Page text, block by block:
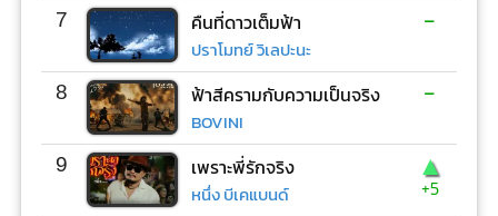
7 คืนที่ดาวเต็มฟ้า
ปราโมทย์ วิเลปะนะ
-
8 ฟ้าสีครามกับความเป็นจริง
BOVINI
-
9 เพราะพี่รักจริง
หนึ่ง บีเคแบนด์
▲
+5